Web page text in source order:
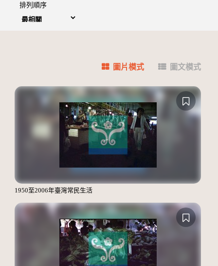
排列順序
圖片模式 圖文模式
1950至2006年臺灣常民生活